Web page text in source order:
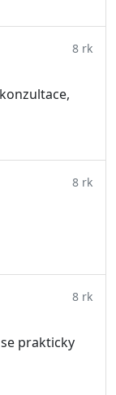
8 rk
8 rk
8 rk
prakticky